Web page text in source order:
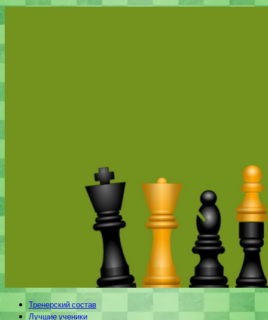
Тренерский состав
Лучшие ученики